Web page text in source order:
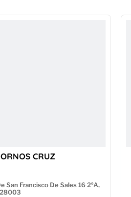
CRUZ
San Francisco De Sales 16 2ºA,